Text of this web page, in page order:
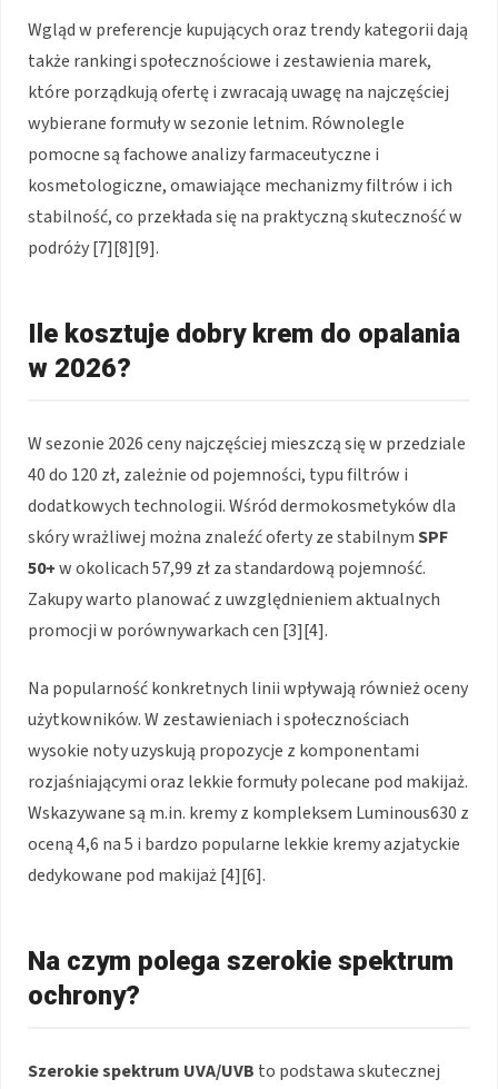
Wgląd w preferencje kupujących oraz trendy kategorii dają
także rankingi społecznościowe i zestawienia marek,
które porządkują ofertę i zwracają uwagę na najczęściej
wybierane formuły w sezonie letnim. Równolegle
pomocne są fachowe analizy farmaceutyczne i
kosmetologiczne, omawiające mechanizmy filtrów i ich
stabilność, co przekłada się na praktyczną skuteczność w
podróży [7][8][9].
Ile kosztuje dobry krem do opalania
w 2026?
W sezonie 2026 ceny najczęściej mieszczą się w przedziale
40 do 120 zł, zależnie od pojemności, typu filtrów i
dodatkowych technologii. Wśród dermokosmetyków dla
skóry wrażliwej można znaleźć oferty ze stabilnymSPF
50+w okolicach 57,99 zł za standardową pojemność.
Zakupy warto planować z uwzględnieniem aktualnych
promocji w porównywarkach cen [3][4].
Na popularność konkretnych linii wpływają również oceny
użytkowników. W zestawieniach i społecznościach
wysokie noty uzyskują propozycje z komponentami
rozjaśniającymi oraz lekkie formuły polecane pod makijaż.
Wskazywane są m.in. kremy z kompleksem Luminous630 z
oceną 4,6 na 5 i bardzo popularne lekkie kremy azjatyckie
dedykowane pod makijaż [4][6].
Na czym polega szerokie spektrum
ochrony?
Szerokie spektrum UVA/UVB to podstawa skutecznej